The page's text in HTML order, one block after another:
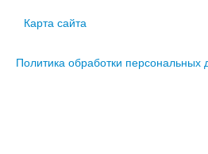
Карта сайта
Политика обработки персональных